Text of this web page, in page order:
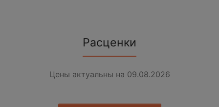
Расценки
Цены актуальны на 09.08.2026